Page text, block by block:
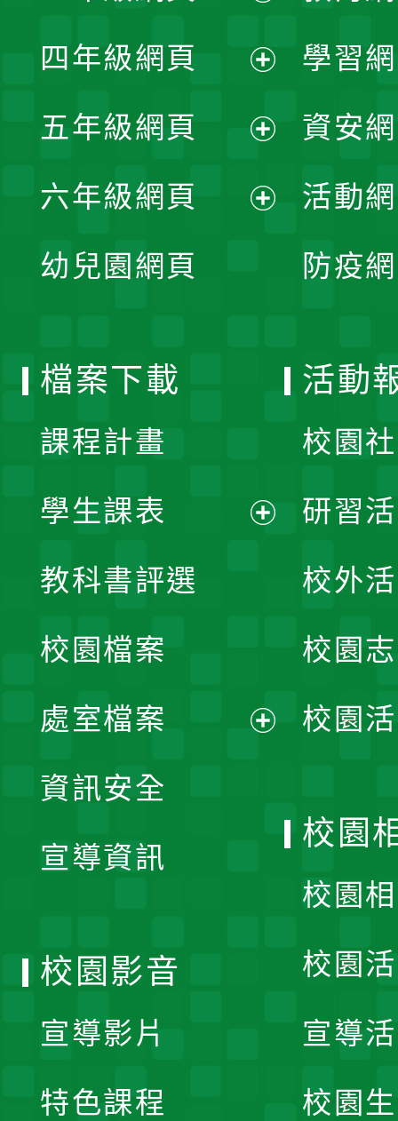
單
開
選
單
開
選
單
四年級網頁
開
選
五年級網頁
開
六年級網頁
幼兒園網頁
學習
資安
活動
防疫
檔案下載
課程計畫
學生課表
單
教科書評選
校園檔案
處室檔案
資訊安全
宣導資訊
活動
校園
研習
校外
校園
校園
校園
校園
校園
宣導
校園
校園影音
宣導影片
特色課程